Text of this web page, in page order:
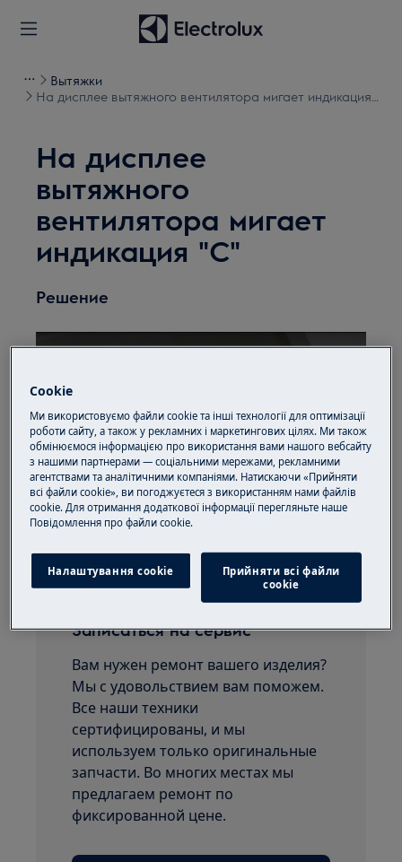
Вытяжки
На дисплее вытяжного вентилятора мигает индикация
На дисплее
вытяжного
вентилятора мигает
индикация "С"
Решение
Play
Записаться на сервис
Вам нужен ремонт вашего изделия?
Мы с удовольствием вам поможем.
Все наши техники
сертифицированы, и мы
используем только оригинальные
запчасти. Во многих местах мы
предлагаем ремонт по
фиксированной цене.
Cookie
Ми використовуємо файли cookie та інші технології для оптимізації
роботи сайту, а також у рекламних і маркетингових цілях. Ми також
обмінюємося інформацією про використання вами нашого вебсайту
з нашими партнерами — соціальними мережами, рекламними
агентствами та аналітичними компаніями. Натискаючи «Прийняти
всі файли cookie», ви погоджуєтеся з використанням нами файлів
cookie. Для отримання додаткової інформації перегляньте наше
Пoвідомлення прo файли cookie.
Налаштування cookie
Прийняти всі файли
сookie